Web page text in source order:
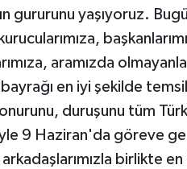
gururunu yaşıyoruz.
aramızda
bayrağı en iyi şekilde
duruşunu tüm
9 Haziran'da göreve
birlikte